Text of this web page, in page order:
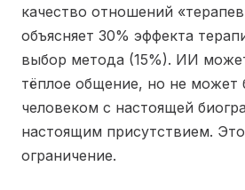
качество отношений
объясняет 30% эффекта
выбор метода (15%). ИИ
тёплое общение, но не может
человеком с настоящей
настоящим присутствием.
ограничение.